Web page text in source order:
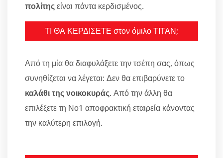
πολίτηςείναι πάντα κερδισμένος.
ΤΙ ΘΑ ΚΕΡΔΙΣΕΤΕ στον όμιλο ΤΙΤΑΝ;
Από τη μία θα διαφυλάξετε την τσέπη σας, όπως
συνηθίζεται να λέγεται: Δεν θα επιβαρύνετε το
καλάθι της νοικοκυράς. Από την άλλη θα
επιλέξετε τη Νο1 αποφρακτική εταιρεία κάνοντας
την καλύτερη επιλογή.